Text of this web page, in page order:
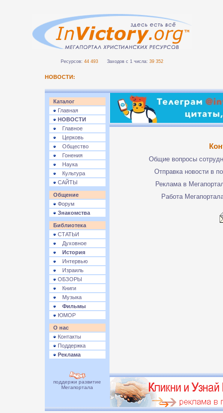
Ресурсов: 44 493 Заходов с 1 числа: 39 352
НОВОСТИ:
Каталог
Главная
НОВОСТИ
Главное
Церковь
Общество
Гонения
Наука
Культура
САЙТЫ
Общение
Форум
Знакомства
Библиотека
СТАТЬИ
Духовное
История
Интервью
Израиль
ОБЗОРЫ
Книги
Музыка
Фильмы
ЮМОР
О нас
Контакты
Поддержка
Реклама
Общие вопросы
Отправка новости в
Реклама в
Работа
поддержи развитие
Мегапортала